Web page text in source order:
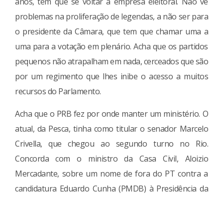
problemas na proliferação de legendas, a não ser para
o presidente da Câmara, que tem que chamar uma a
uma para a votação em plenário. Acha que os partidos
pequenos não atrapalham em nada, cerceados que são
por um regimento que lhes inibe o acesso a muitos
recursos do Parlamento.
Acha que o PRB fez por onde manter um ministério. O
atual, da Pesca, tinha como titular o senador Marcelo
Crivella, que chegou ao segundo turno no Rio.
Concorda com o ministro da Casa Civil, Aloizio
Mercadante, sobre um nome de fora do PT contra a
candidatura Eduardo Cunha (PMDB) à Presidência da